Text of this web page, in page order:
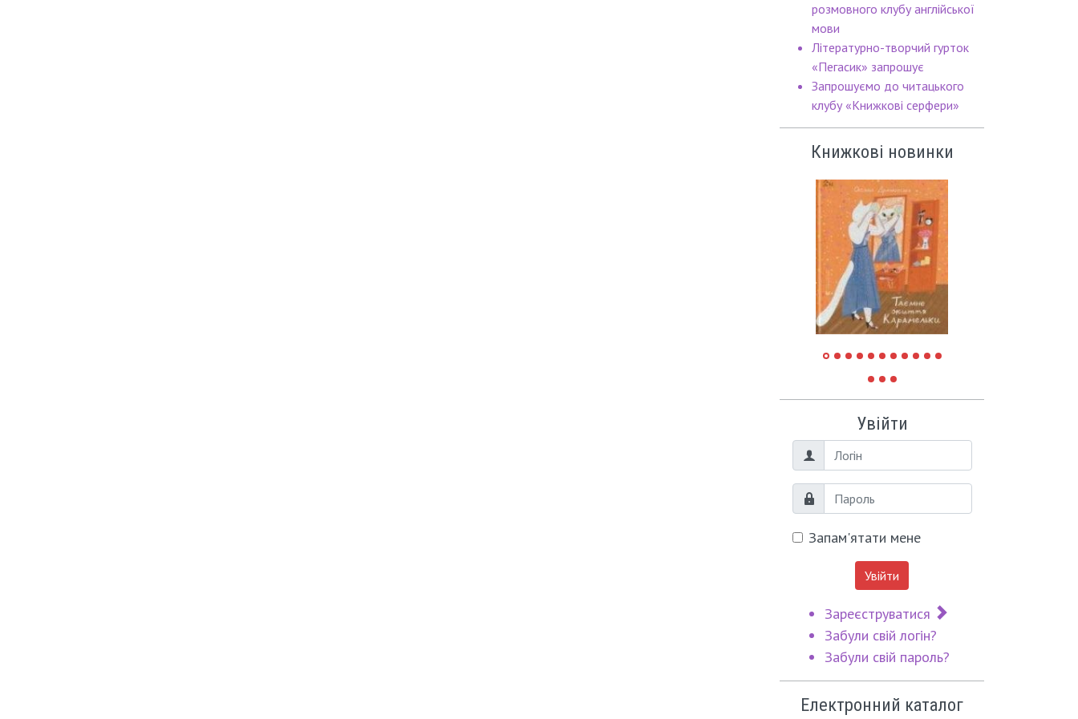
розмовного клубу англійської
мови
Літературно-творчий гурток
«Пегасик» запрошує
Запрошуємо до читацького
клубу «Книжкові серфери»
Книжкові новинки
Увійти
Логін
Пароль
Запам'ятати мене
Увійти
Зареєструватися
Забули свій логін?
Забули свій пароль?
Електронний каталог